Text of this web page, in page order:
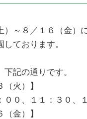
～８／１６（金）
ております。
記の通りです。
火）】
０、１１：３０、
金）】